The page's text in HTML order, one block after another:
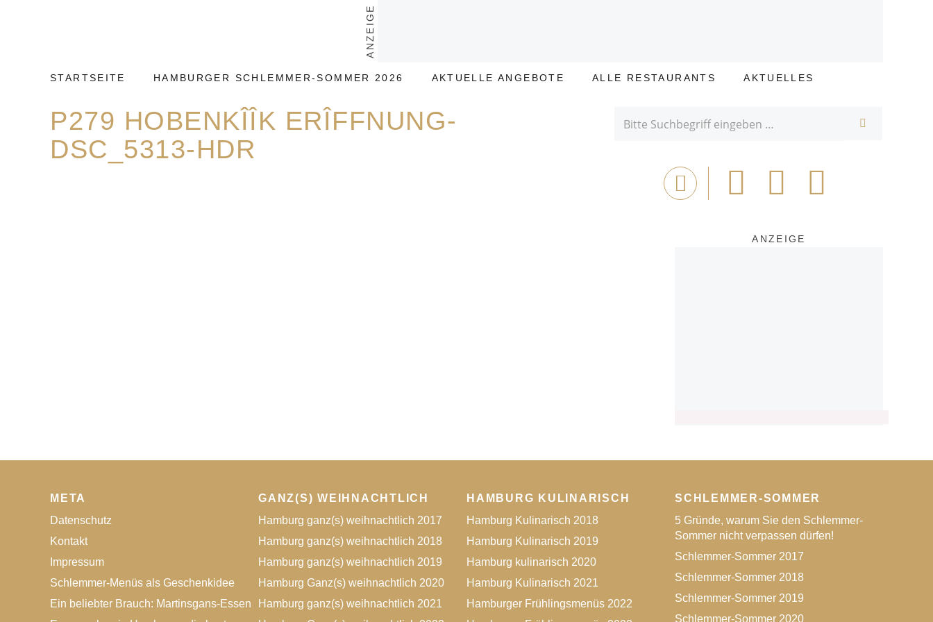
ANZEIGE
STARTSEITE HAMBURGER SCHLEMMER-SOMMER 2026 AKTUELLE ANGEBOTE ALLE RESTAURANTS AKTUELLES
P279 HOBENKÎÎK ERÎFFNUNG-
DSC_5313-HDR
Drucken
Bei
Facebook
teilen
Tweet
ANZEIGE
META
Datenschutz
Kontakt
Impressum
Schlemmer-Menüs als Geschenkidee
Ein beliebter Brauch: Martinsgans-Essen
GANZ(S) WEIHNACHTLICH
Hamburg ganz(s) weihnachtlich 2017
Hamburg ganz(s) weihnachtlich 2018
Hamburg ganz(s) weihnachtlich 2019
Hamburg Ganz(s) weihnachtlich 2020
Hamburg ganz(s) weihnachtlich 2021
HAMBURG KULINARISCH
Hamburg Kulinarisch 2018
Hamburg Kulinarisch 2019
Hamburg kulinarisch 2020
Hamburg Kulinarisch 2021
Hamburger Frühlingsmenüs 2022
SCHLEMMER-SOMMER
5 Gründe, warum Sie den Schlemmer-
Sommer nicht verpassen dürfen!
Schlemmer-Sommer 2017
Schlemmer-Sommer 2018
Schlemmer-Sommer 2019
Schlemmer-Sommer 2020